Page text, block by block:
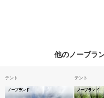
他のノーブラ
テント
ノーブランド
テント
ノーブランド